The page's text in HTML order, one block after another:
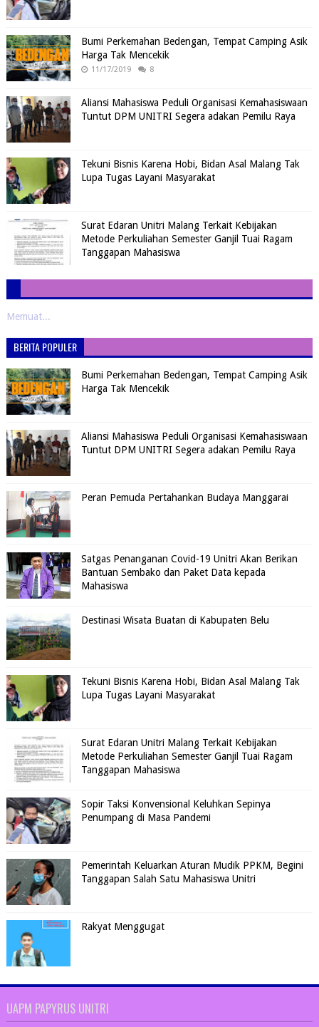
Bumi Perkemahan Bedengan, Tempat Camping Asik
Harga Tak Mencekik
11/17/2019 8
Aliansi Mahasiswa Peduli Organisasi Kemahasiswaan
Tuntut DPM UNITRI Segera adakan Pemilu Raya
Tekuni Bisnis Karena Hobi, Bidan Asal Malang Tak
Lupa Tugas Layani Masyarakat
Surat Edaran Unitri Malang Terkait Kebijakan
Metode Perkuliahan Semester Ganjil Tuai Ragam
Tanggapan Mahasiswa
Memuat...
BERITA POPULER
Bumi Perkemahan Bedengan, Tempat Camping Asik
Harga Tak Mencekik
Aliansi Mahasiswa Peduli Organisasi Kemahasiswaan
Tuntut DPM UNITRI Segera adakan Pemilu Raya
Peran Pemuda Pertahankan Budaya Manggarai
Satgas Penanganan Covid-19 Unitri Akan Berikan
Bantuan Sembako dan Paket Data kepada
Mahasiswa
Destinasi Wisata Buatan di Kabupaten Belu
Tekuni Bisnis Karena Hobi, Bidan Asal Malang Tak
Lupa Tugas Layani Masyarakat
Surat Edaran Unitri Malang Terkait Kebijakan
Metode Perkuliahan Semester Ganjil Tuai Ragam
Tanggapan Mahasiswa
Sopir Taksi Konvensional Keluhkan Sepinya
Penumpang di Masa Pandemi
Pemerintah Keluarkan Aturan Mudik PPKM, Begini
Tanggapan Salah Satu Mahasiswa Unitri
Rakyat Menggugat
UAPM PAPYRUS UNITRI